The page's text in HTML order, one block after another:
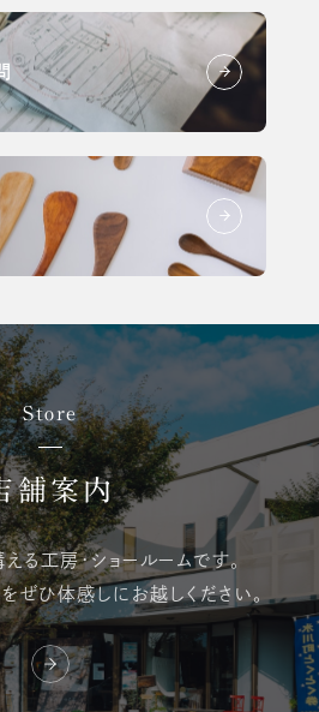
Store
舗案内
える工房・ショールームです。
ぜひ体感しにお越しください。